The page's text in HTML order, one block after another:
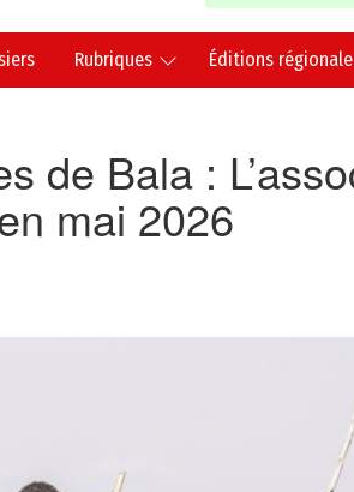
Rubriques Éditions
de Bala :
mai 2026